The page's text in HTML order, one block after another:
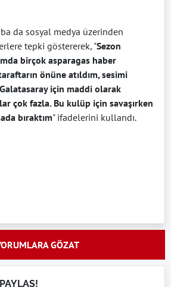
da sosyal medya üzerinden
tepki göstererek, "Sezon
birçok asparagas haber
önüne atıldım, sesimi
için maddi olarak
çok fazla. Bu kulüp için savaşırken
bıraktım" ifadelerini kullandı.
GÖZAT